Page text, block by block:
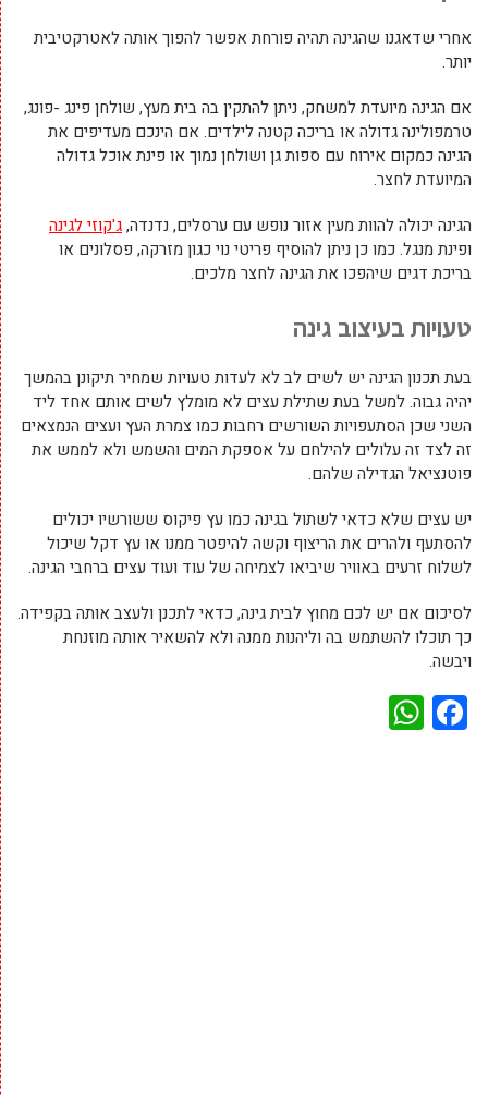
אחרי שדאגנו שהגינה תהיה פורחת אפשר להפוך אותה לאטרקטיבית
יותר.
אם הגינה מיועדת למשחק, ניתן להתקין בה בית מעץ, שולחן פינג -פונג,
טרמפולינה גדולה או בריכה קטנה לילדים. אם הינכם מעדיפים את
הגינה כמקום אירוח עם ספות גן ושולחן נמוך או פינת אוכל גדולה
המיועדת לחצר.
הגינה יכולה להוות מעין אזור נופש עם ערסלים, נדנדה,ג'קוזי לגינה
ופינת מנגל. כמו כן ניתן להוסיף פריטי נוי כגון מזרקה, פסלונים או
בריכת דגים שיהפכו את הגינה לחצר מלכים.
טעויות בעיצוב גינה
בעת תכנון הגינה יש לשים לב לא לעדות טעויות שמחיר תיקונן בהמשך
יהיה גבוה. למשל בעת שתילת עצים לא מומלץ לשים אותם אחד ליד
השני שכן הסתעפויות השורשים רחבות כמו צמרת העץ ועצים הנמצאים
זה לצד זה עלולים להילחם על אספקת המים והשמש ולא לממש את
פוטנציאל הגדילה שלהם.
יש עצים שלא כדאי לשתול בגינה כמו עץ פיקוס ששורשיו יכולים
להסתעף ולהרים את הריצוף וקשה להיפטר ממנו או עץ דקל שיכול
לשלוח זרעים באוויר שיביאו לצמיחה של עוד ועוד עצים ברחבי הגינה.
לסיכום אם יש לכם מחוץ לבית גינה, כדאי לתכנן ולעצב אותה בקפידה.
כך תוכלו להשתמש בה וליהנות ממנה ולא להשאיר אותה מוזנחת
ויבשה.
Facebook